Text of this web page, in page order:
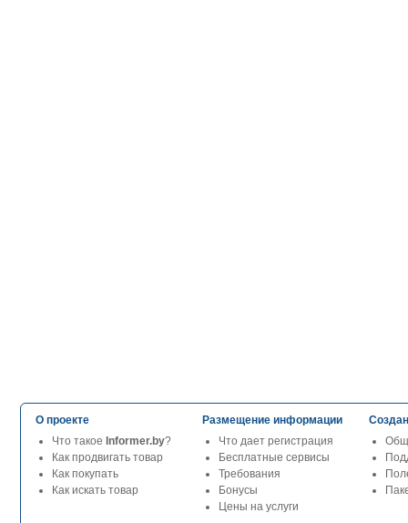
О проекте
Что такое Informer.by?
Как продвигать товар
Как покупать
Как искать товар
Размещение информации
Что дает регистрация
Бесплатные сервисы
Требования
Бонусы
Цены на услуги